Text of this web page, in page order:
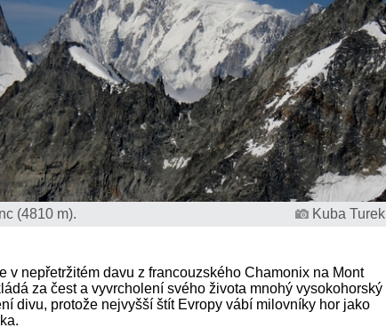
(4810 m). Kuba Turek
v nepřetržitém davu z francouzského Chamonix na Mont
za čest a vyvrcholení svého života mnohý vysokohorský
divu, protože nejvyšší štít Evropy vábí milovníky hor jako